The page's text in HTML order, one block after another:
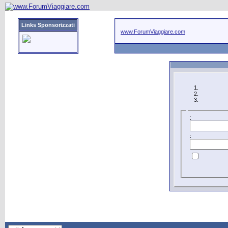
Links Sponsorizzati
www.ForumViaggiare.com
:
: